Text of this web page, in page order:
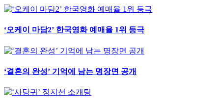
‘오케이 마담2’ 한국영화 예매율 1위 등극
‘결혼의 완성’ 기억에 남는 명장면 공개